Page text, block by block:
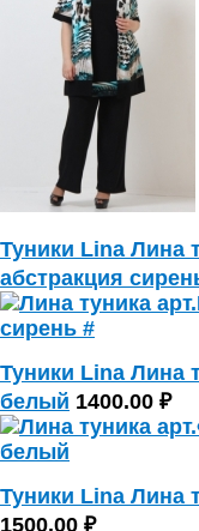
Туники Lina Лина
абстракция
Туники Lina Лина
белый 1400.00 ₽
Туники Lina Лина
1500.00 ₽